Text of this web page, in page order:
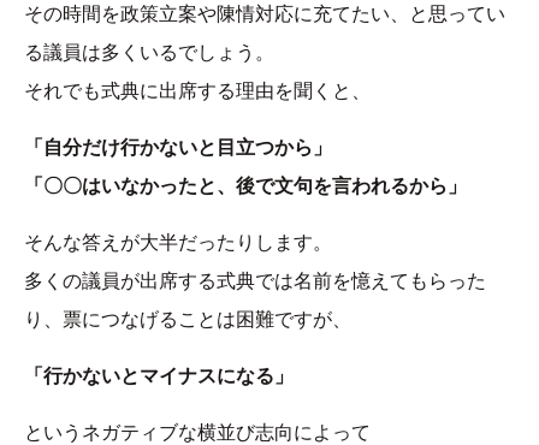
その時間を政策立案や陳情対応に充てたい、と思ってい
る議員は多くいるでしょう。
それでも式典に出席する理由を聞くと、
「自分だけ行かないと目立つから」
「〇〇はいなかったと、後で文句を言われるから」
そんな答えが大半だったりします。
多くの議員が出席する式典では名前を憶えてもらった
り、票につなげることは困難ですが、
「行かないとマイナスになる」
というネガティブな横並び志向によって